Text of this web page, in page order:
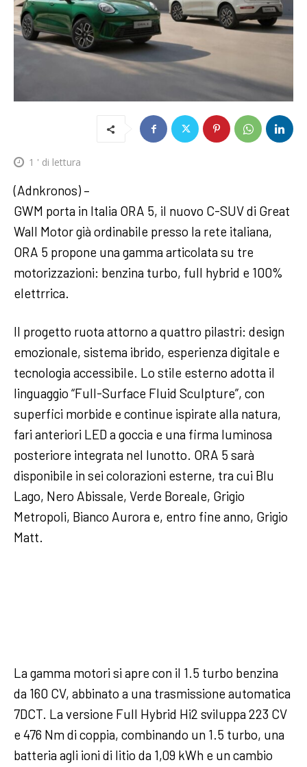
1 ' di lettura
(Adnkronos) –
GWM porta in Italia ORA 5, il nuovo C-SUV di Great
Wall Motor già ordinabile presso la rete italiana,
ORA 5 propone una gamma articolata su tre
motorizzazioni: benzina turbo, full hybrid e 100%
elettrrica.
Il progetto ruota attorno a quattro pilastri: design
emozionale, sistema ibrido, esperienza digitale e
tecnologia accessibile. Lo stile esterno adotta il
linguaggio “Full-Surface Fluid Sculpture”, con
superfici morbide e continue ispirate alla natura,
fari anteriori LED a goccia e una firma luminosa
posteriore integrata nel lunotto. ORA 5 sarà
disponibile in sei colorazioni esterne, tra cui Blu
Lago, Nero Abissale, Verde Boreale, Grigio
Metropoli, Bianco Aurora e, entro fine anno, Grigio
Matt.
La gamma motori si apre con il 1.5 turbo benzina
da 160 CV, abbinato a una trasmissione automatica
7DCT. La versione Full Hybrid Hi2 sviluppa 223 CV
e 476 Nm di coppia, combinando un 1.5 turbo, una
batteria agli ioni di litio da 1,09 kWh e un cambio